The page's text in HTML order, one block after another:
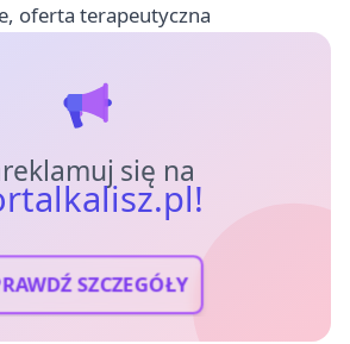
oferta terapeutyczna
się na
SZCZEGÓŁY